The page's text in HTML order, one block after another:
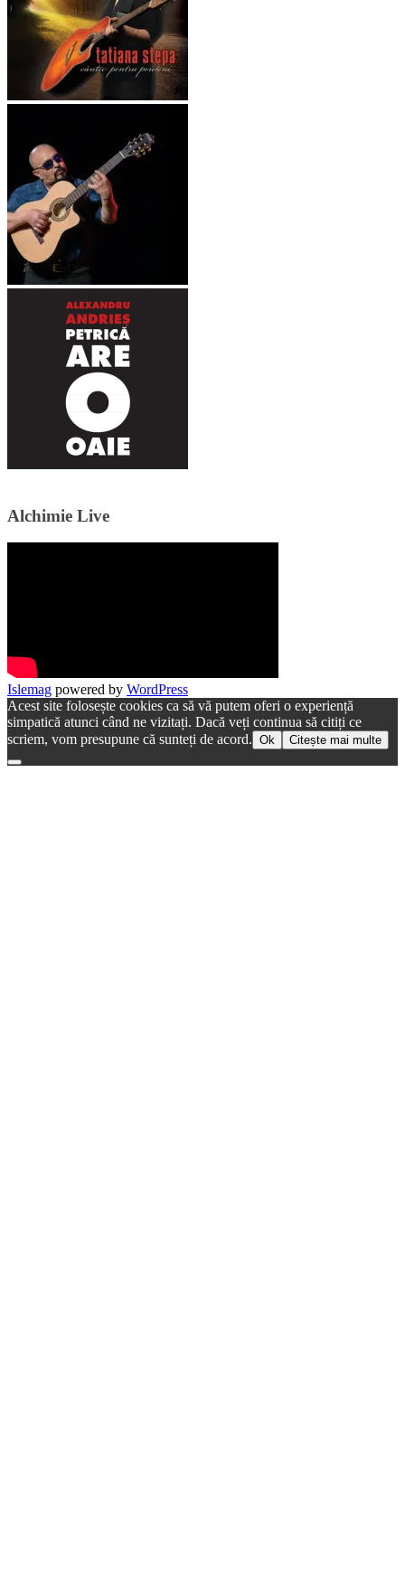
Alchimie Live
Islemag powered by WordPress
Acest site folosește cookies ca să vă putem oferi o experiență
simpatică atunci când ne vizitați. Dacă veți continua să citiți ce
scriem, vom presupune că sunteți de acord. Ok Citește mai multe